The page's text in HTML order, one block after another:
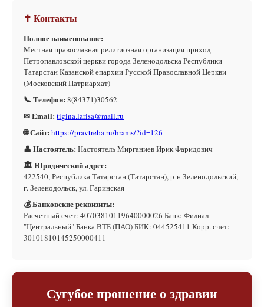
✝ Контакты
Полное наименование:
Местная православная религиозная организация приход
Петропавловской церкви города Зеленодольска Республики
Татарстан Казанской епархии Русской Православной Церкви
(Московский Патриархат)
📞 Телефон: 8(84371)30562
✉ Email: tigina.larisa@mail.ru
🌐 Сайт: https://pravtreba.ru/hrams/?id=126
👤 Настоятель: Настоятель Мирганиев Ирик Фаридович
🏛 Юридический адрес:
422540, Республика Татарстан (Татарстан), р-н Зеленодольский,
г. Зеленодольск, ул. Гаринская
💰 Банковские реквизиты:
Расчетный счет: 40703810119640000026 Банк: Филиал
"Центральный" Банка ВТБ (ПАО) БИК: 044525411 Корр. счет:
30101810145250000411
Сугубое прошение о здравии